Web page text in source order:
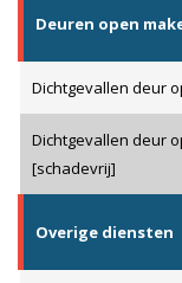
Deuren open
Dichtgevallen deur
Dichtgevallen deur
[schadevrij]
Overige diensten